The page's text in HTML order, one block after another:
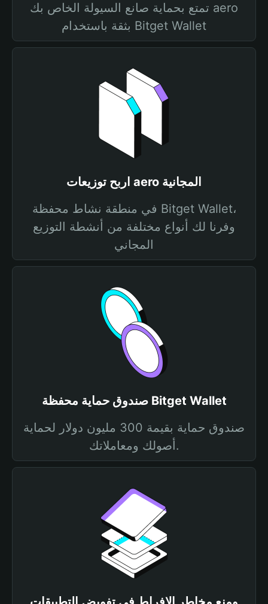
تمتع بحماية صانع السيولة الخاص بك aero
بثقة باستخدام Bitget Wallet
اربح توزيعات aero المجانية
في منطقة نشاط محفظة Bitget Wallet،
وفرنا لك أنواع مختلفة من أنشطة التوزيع
المجاني
صندوق حماية محفظة Bitget Wallet
صندوق حماية بقيمة 300 مليون دولار لحماية
أصولك ومعاملاتك.